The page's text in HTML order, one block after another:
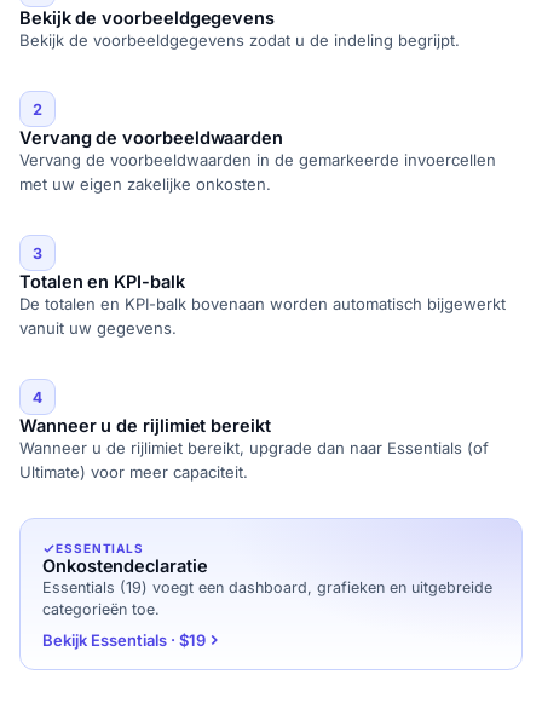
Bekijk de voorbeeldgegevens
Bekijk de voorbeeldgegevens zodat u de indeling begrijpt.
2
Vervang de voorbeeldwaarden
Vervang de voorbeeldwaarden in de gemarkeerde invoercellen
met uw eigen zakelijke onkosten.
3
Totalen en KPI-balk
De totalen en KPI-balk bovenaan worden automatisch bijgewerkt
vanuit uw gegevens.
4
Wanneer u de rijlimiet bereikt
Wanneer u de rijlimiet bereikt, upgrade dan naar Essentials (of
Ultimate) voor meer capaciteit.
ESSENTIALS
Onkostendeclaratie
Essentials (19) voegt een dashboard, grafieken en uitgebreide
categorieën toe.
Bekijk Essentials · $19